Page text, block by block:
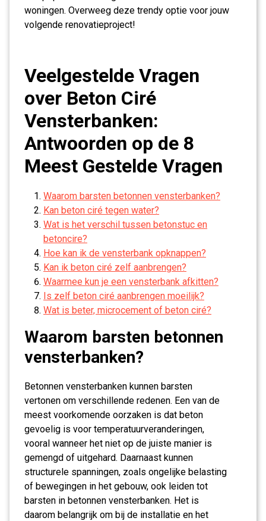
woningen. Overweeg deze trendy optie voor jouw
volgende renovatieproject!
Veelgestelde Vragen
over Beton Ciré
Vensterbanken:
Antwoorden op de 8
Meest Gestelde Vragen
Waarom barsten betonnen vensterbanken?
Kan beton ciré tegen water?
Wat is het verschil tussen betonstuc en
betoncire?
Hoe kan ik de vensterbank opknappen?
Kan ik beton ciré zelf aanbrengen?
Waarmee kun je een vensterbank afkitten?
Is zelf beton ciré aanbrengen moeilijk?
Wat is beter, microcement of beton ciré?
Waarom barsten betonnen
vensterbanken?
Betonnen vensterbanken kunnen barsten
vertonen om verschillende redenen. Een van de
meest voorkomende oorzaken is dat beton
gevoelig is voor temperatuurveranderingen,
vooral wanneer het niet op de juiste manier is
gemengd of uitgehard. Daarnaast kunnen
structurele spanningen, zoals ongelijke belasting
of bewegingen in het gebouw, ook leiden tot
barsten in betonnen vensterbanken. Het is
daarom belangrijk om bij de installatie en het